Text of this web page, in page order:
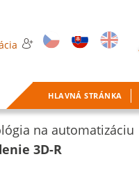
HLAVNÁ STRÁNKA
na automatizáciu
3D-R